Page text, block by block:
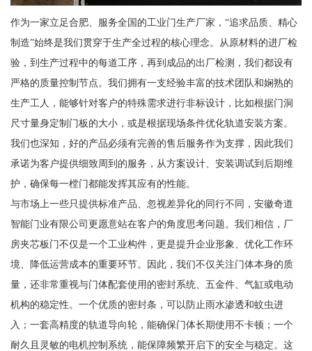
作为一家立足合肥、服务全国的工业门生产厂家，“追求品质、精心
制造”始终是我们贯穿于生产全过程的核心理念。从原材料的进厂检
验，到生产过程中的每道工序，再到成品的出厂检测，我们都设有
严格的质量控制节点。我们拥有一支经验丰富的技术团队和娴熟的
生产工人，能够针对客户的特殊需求进行非标设计，比如根据门洞
尺寸量身定制门板的大小，或是根据现场条件优化轨道安装方案。
我们也深知，好的产品必须有完善的售后服务作为支撑，因此我们
承诺为客户提供细致周到的服务，从方案设计、安装调试到后期维
护，确保每一樘门都能发挥其应有的性能。
与市场上一些只提供标准产品、忽视差异化的同行不同，安徽奇道
智能门业有限公司更愿意站在客户的角度思考问题。我们相信，厂
房夹芯板门不仅是一个工业构件，更是提升企业形象、优化工作环
境、降低运营成本的重要环节。因此，我们不仅关注门体本身的质
量，还非常重视与门体配套使用的密封系统、五金件、气缸或电动
机构的稳定性。一个优质的密封条，可以防止雨水渗透和蚊虫进
入；一套高精度的轨道导向轮，能确保门体长期使用不卡顿；一个
耐久且灵敏的电机控制系统，能保障频繁开启下的安全与稳定。这